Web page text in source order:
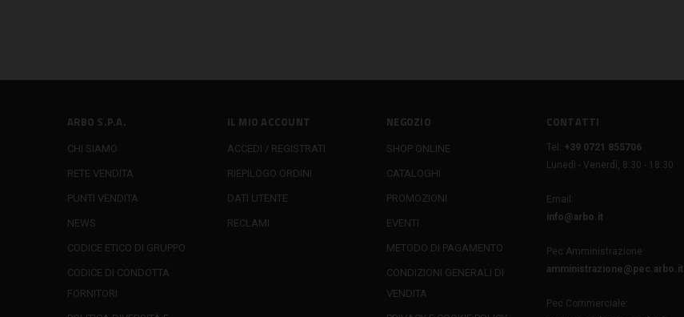
ARBO S.P.A.
CHI SIAMO
RETE VENDITA
PUNTI VENDITA
NEWS
CODICE ETICO DI GRUPPO
CODICE DI CONDOTTA
FORNITORI
IL MIO ACCOUNT
ACCEDI / REGISTRATI
RIEPILOGO ORDINI
DATI UTENTE
RECLAMI
NEGOZIO
SHOP ONLINE
CATALOGHI
PROMOZIONI
EVENTI
METODO DI PAGAMENTO
CONDIZIONI GENERALI DI
VENDITA
CONTATTI
Tel:
+39 0721 855706
Lunedì - Venerdì, 8:30 - 18:30
Email:
info@arbo.it
Pec Amministrazione:
amministrazione@pec.arbo.it
Pec Commerciale: